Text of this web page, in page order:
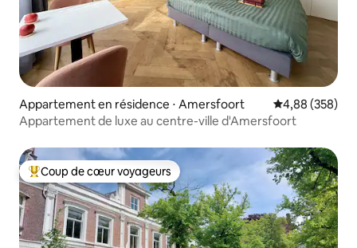
Appartement en résidence ⋅ Amersfoort Évaluation
4,88 (358)
Appartement de luxe au centre-ville d'Amersfoort
Coups de cœur voyageurs les plus appréciés
Coup de cœur voyageurs